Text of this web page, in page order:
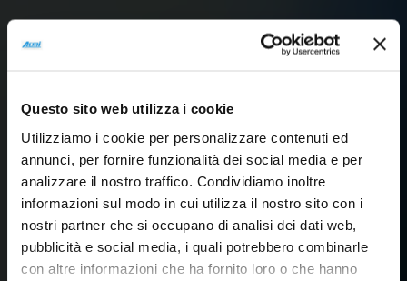
Questo sito web utilizza i cookie
Utilizziamo i cookie per personalizzare contenuti ed
annunci, per fornire funzionalità dei social media e per
analizzare il nostro traffico. Condividiamo inoltre
informazioni sul modo in cui utilizza il nostro sito con i
nostri partner che si occupano di analisi dei dati web,
pubblicità e social media, i quali potrebbero combinarle
con altre informazioni che ha fornito loro o che hanno